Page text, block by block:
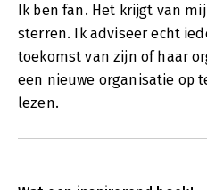
Ik ben fan. Het krijgt van
sterren. Ik adviseer echt
toekomst van zijn of haar
een nieuwe organisatie op
lezen.